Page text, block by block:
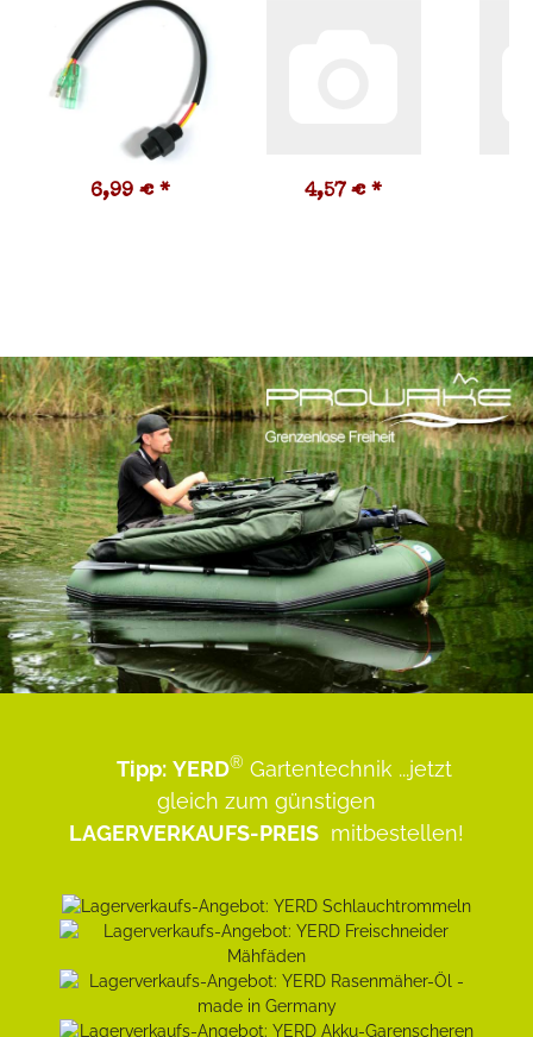
6,99 € * 4,57 € *
Tipp: YERD® Gartentechnik ...jetzt
gleich zum günstigen
LAGERVERKAUFS-PREIS mitbestellen!